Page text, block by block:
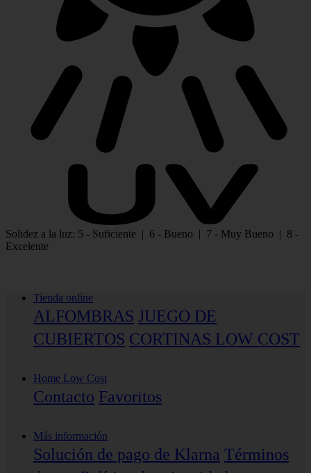
Solidez a la luz: 5 - Suficiente | 6 - Bueno | 7 - Muy Bueno | 8 -
Excelente
Tienda online
ALFOMBRAS JUEGO DE
CUBIERTOS CORTINAS LOW COST
Home Low Cost
Contacto Favoritos
Más información
Solución de pago de Klarna Términos